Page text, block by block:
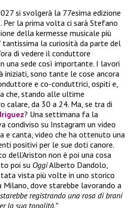
si svolgerà la 77esima edizione
Per la prima volta ci sarà Stefano
della kermesse musicale più
tantissima la curiosità da parte del
di vedere il conduttore
una sede così importante. I lavori
iniziati, sono tante le cose ancora
e co-conduttrici, ospiti e,
che, stando alle ultime
calare, da 30 a 24. Ma, se tra di
? Una settimana fa la
condiviso su Instagram un video
e canta, video che ha ottenuto una
positivi per le sue doti canore.
dell’Ariston non è poi una cosa
poi su OggiAlberto Dandolo,
vista più volte in uno storico
dove starebbe lavorando a
starebbe registrando una rosa di brani
la sua tonalità.”